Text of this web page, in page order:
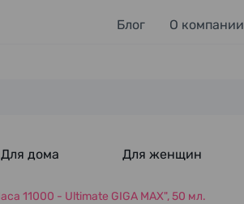
Блог О компании
Для дома Для женщин
11000 - Ultimate GIGA MAX", 50 мл.